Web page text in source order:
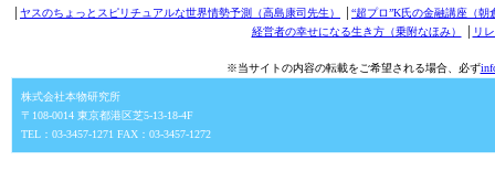
ヤスのちょっとスピリチュアルな世界情勢予測（高島康司先生）
“超プロ”K氏の金融講座（朝
経営者の幸せになる生き方（乗附なほみ）
リ
※当サイトの内容の転載をご希望される場合、必ず
株式会社本物研究所
〒108-0014 東京都港区芝5-13-18-4F
TEL：03-3457-1271 FAX：03-3457-1272